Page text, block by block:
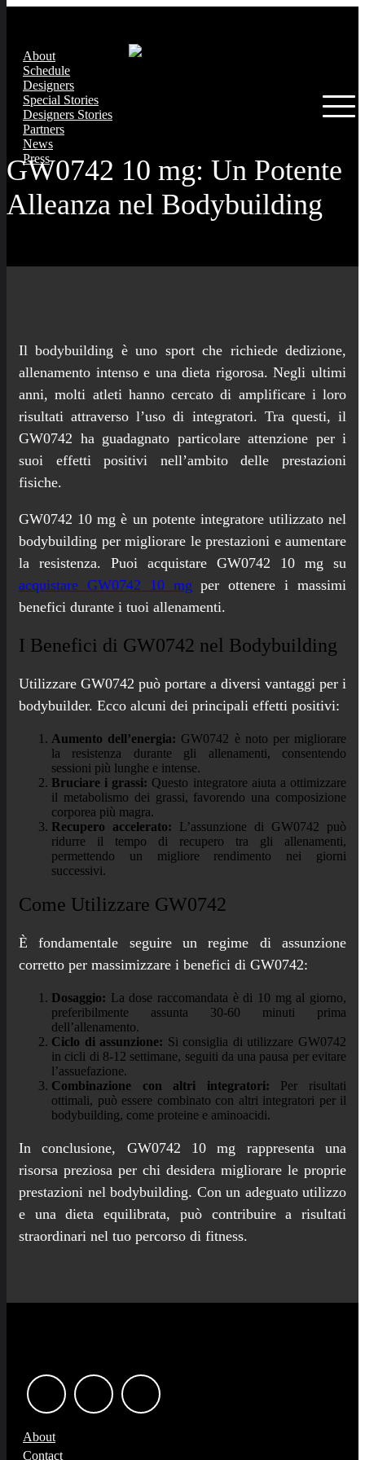
About
Schedule
Designers
Special Stories
Designers Stories
Partners
News
Press
GW0742 10 mg: Un Potente
Alleanza nel Bodybuilding
Il bodybuilding è uno sport che richiede dedizione,
allenamento intenso e una dieta rigorosa. Negli ultimi
anni, molti atleti hanno cercato di amplificare i loro
risultati attraverso l’uso di integratori. Tra questi, il
GW0742 ha guadagnato particolare attenzione per i
suoi effetti positivi nell’ambito delle prestazioni
fisiche.
GW0742 10 mg è un potente integratore utilizzato nel
bodybuilding per migliorare le prestazioni e aumentare
la resistenza. Puoi acquistare GW0742 10 mg su
acquistare GW0742 10 mg per ottenere i massimi
benefici durante i tuoi allenamenti.
I Benefici di GW0742 nel Bodybuilding
Utilizzare GW0742 può portare a diversi vantaggi per i
bodybuilder. Ecco alcuni dei principali effetti positivi:
Aumento dell’energia: GW0742 è noto per migliorare
la resistenza durante gli allenamenti, consentendo
sessioni più lunghe e intense.
Bruciare i grassi: Questo integratore aiuta a ottimizzare
il metabolismo dei grassi, favorendo una composizione
corporea più magra.
Recupero accelerato: L’assunzione di GW0742 può
ridurre il tempo di recupero tra gli allenamenti,
permettendo un migliore rendimento nei giorni
successivi.
Come Utilizzare GW0742
È fondamentale seguire un regime di assunzione
corretto per massimizzare i benefici di GW0742:
Dosaggio: La dose raccomandata è di 10 mg al giorno,
preferibilmente assunta 30-60 minuti prima
dell’allenamento.
Ciclo di assunzione: Si consiglia di utilizzare GW0742
in cicli di 8-12 settimane, seguiti da una pausa per evitare
l’assuefazione.
Combinazione con altri integratori: Per risultati
ottimali, può essere combinato con altri integratori per il
bodybuilding, come proteine e aminoacidi.
In conclusione, GW0742 10 mg rappresenta una
risorsa preziosa per chi desidera migliorare le proprie
prestazioni nel bodybuilding. Con un adeguato utilizzo
e una dieta equilibrata, può contribuire a risultati
straordinari nel tuo percorso di fitness.
About
Contact